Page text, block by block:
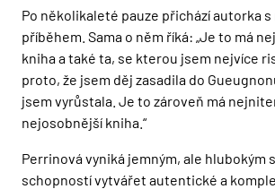
Po několikaleté pauze přichází autorka s
příběhem. Sama o něm říká: „Je to má
kniha a také ta, se kterou jsem nejvíce
proto, že jsem děj zasadila do
jsem vyrůstala. Je to zároveň má
nejosobnější kniha.“
Perrinová vyniká jemným, ale hlubokým
schopností vytvářet autentické a